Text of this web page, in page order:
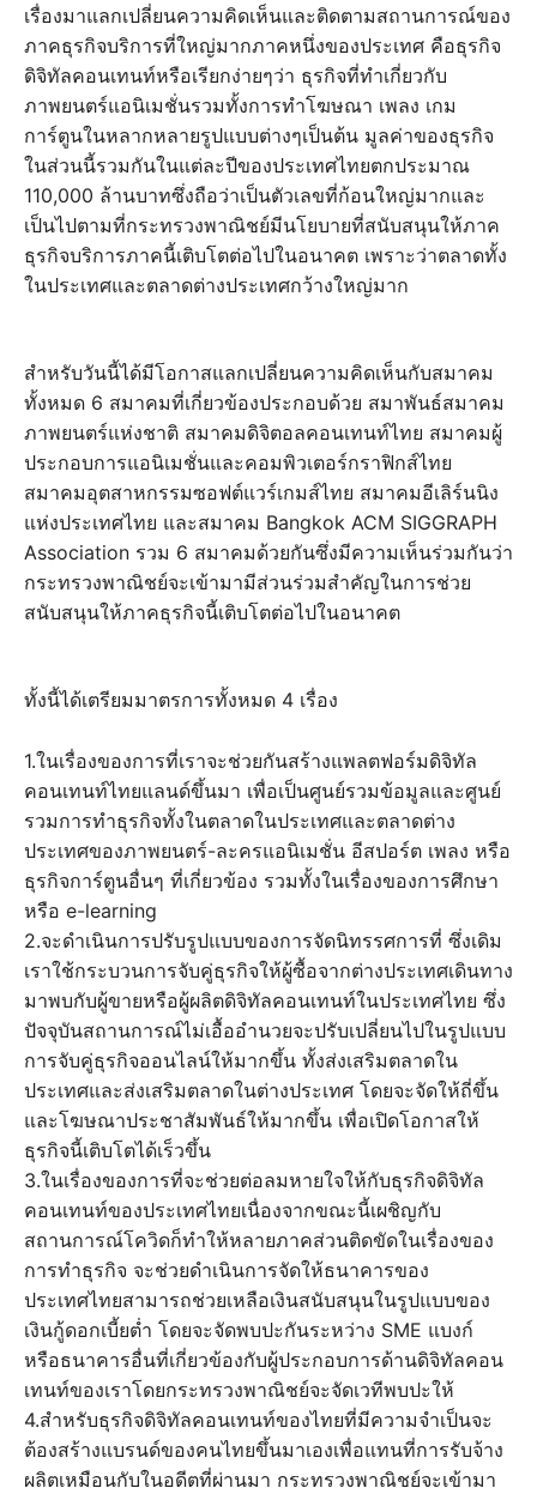
เรื่องมาแลกเปลี่ยนความคิดเห็นและติดตามสถานการณ์ของ
ภาคธุรกิจบริการที่ใหญ่มากภาคหนึ่งของประเทศ คือธุรกิจ
ดิจิทัลคอนเทนท์หรือเรียกง่ายๆว่า ธุรกิจที่ทำเกี่ยวกับ
ภาพยนตร์แอนิเมชั่นรวมทั้งการทำโฆษณา เพลง เกม
การ์ตูนในหลากหลายรูปแบบต่างๆเป็นต้น มูลค่าของธุรกิจ
ในส่วนนี้รวมกันในแต่ละปีของประเทศไทยตกประมาณ
110,000 ล้านบาทซึ่งถือว่าเป็นตัวเลขที่ก้อนใหญ่มากและ
เป็นไปตามที่กระทรวงพาณิชย์มีนโยบายที่สนับสนุนให้ภาค
ธุรกิจบริการภาคนี้เติบโตต่อไปในอนาคต เพราะว่าตลาดทั้ง
ในประเทศและตลาดต่างประเทศกว้างใหญ่มาก
สำหรับวันนี้ได้มีโอกาสแลกเปลี่ยนความคิดเห็นกับสมาคม
ทั้งหมด 6 สมาคมที่เกี่ยวข้องประกอบด้วย สมาพันธ์สมาคม
ภาพยนตร์แห่งชาติ สมาคมดิจิตอลคอนเทนท์ไทย สมาคมผู้
ประกอบการแอนิเมชั่นและคอมพิวเตอร์กราฟิกส์ไทย
สมาคมอุตสาหกรรมซอฟต์แวร์เกมส์ไทย สมาคมอีเลิร์นนิง
แห่งประเทศไทย และสมาคม Bangkok ACM SIGGRAPH
Association รวม 6 สมาคมด้วยกันซึ่งมีความเห็นร่วมกันว่า
กระทรวงพาณิชย์จะเข้ามามีส่วนร่วมสำคัญในการช่วย
สนับสนุนให้ภาคธุรกิจนี้เติบโตต่อไปในอนาคต
ทั้งนี้ได้เตรียมมาตรการทั้งหมด 4 เรื่อง
1.ในเรื่องของการที่เราจะช่วยกันสร้างแพลตฟอร์มดิจิทัล
คอนเทนท์ไทยแลนด์ขึ้นมา เพื่อเป็นศูนย์รวมข้อมูลและศูนย์
รวมการทำธุรกิจทั้งในตลาดในประเทศและตลาดต่าง
ประเทศของภาพยนตร์-ละครแอนิเมชั่น อีสปอร์ต เพลง หรือ
ธุรกิจการ์ตูนอื่นๆ ที่เกี่ยวข้อง รวมทั้งในเรื่องของการศึกษา
หรือ e-learning
2.จะดำเนินการปรับรูปแบบของการจัดนิทรรศการที่ ซึ่งเดิม
เราใช้กระบวนการจับคู่ธุรกิจให้ผู้ซื้อจากต่างประเทศเดินทาง
มาพบกับผู้ขายหรือผู้ผลิตดิจิทัลคอนเทนท์ในประเทศไทย ซึ่ง
ปัจจุบันสถานการณ์ไม่เอื้ออำนวยจะปรับเปลี่ยนไปในรูปแบบ
การจับคู่ธุรกิจออนไลน์ให้มากขึ้น ทั้งส่งเสริมตลาดใน
ประเทศและส่งเสริมตลาดในต่างประเทศ โดยจะจัดให้ถี่ขึ้น
และโฆษณาประชาสัมพันธ์ให้มากขึ้น เพื่อเปิดโอกาสให้
ธุรกิจนี้เติบโตได้เร็วขึ้น
3.ในเรื่องของการที่จะช่วยต่อลมหายใจให้กับธุรกิจดิจิทัล
คอนเทนท์ของประเทศไทยเนื่องจากขณะนี้เผชิญกับ
สถานการณ์โควิดก็ทำให้หลายภาคส่วนติดขัดในเรื่องของ
การทำธุรกิจ จะช่วยดำเนินการจัดให้ธนาคารของ
ประเทศไทยสามารถช่วยเหลือเงินสนับสนุนในรูปแบบของ
เงินกู้ดอกเบี้ยต่ำ โดยจะจัดพบปะกันระหว่าง SME แบงก์
หรือธนาคารอื่นที่เกี่ยวข้องกับผู้ประกอบการด้านดิจิทัลคอน
เทนท์ของเราโดยกระทรวงพาณิชย์จะจัดเวทีพบปะให้
4.สำหรับธุรกิจดิจิทัลคอนเทนท์ของไทยที่มีความจำเป็นจะ
ต้องสร้างแบรนด์ของคนไทยขึ้นมาเองเพื่อแทนที่การรับจ้าง
ผลิตเหมือนกับในอดีตที่ผ่านมา กระทรวงพาณิชย์จะเข้ามา